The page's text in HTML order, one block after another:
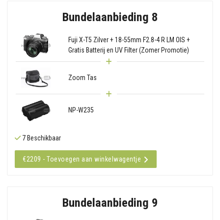
Bundelaanbieding 8
Fuji X-T5 Zilver + 18-55mm F2.8-4 R LM OIS +
Gratis Batterij en UV Filter (Zomer Promotie)
Zoom Tas
NP-W235
7 Beschikbaar
€2209 - Toevoegen aan winkelwagentje
Bundelaanbieding 9